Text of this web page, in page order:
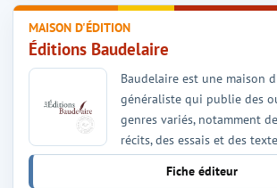
MAISON D'ÉDITION
Éditions Baudelaire
Baudelaire est une maison
généraliste qui publie des
genres variés, notamment
récits, des essais et des
Fiche éditeur